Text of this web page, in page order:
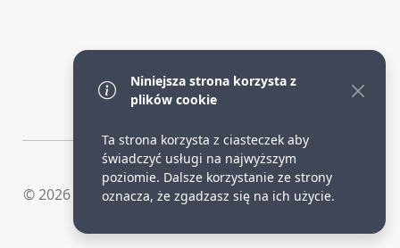
© 2026 Tomasz Benert. Wszelkie prawa zastrzeżone.
Niniejsza strona korzysta z
plików cookie
Ta strona korzysta z ciasteczek aby
świadczyć usługi na najwyższym
poziomie. Dalsze korzystanie ze strony
oznacza, że zgadzasz się na ich użycie.